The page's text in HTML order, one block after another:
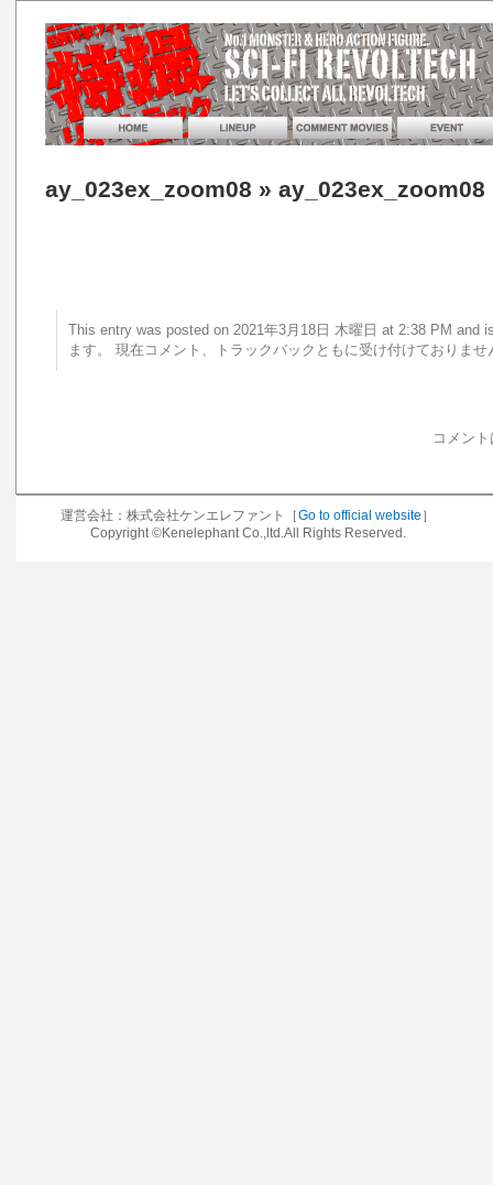
ay_023ex_zoom08 » ay_023ex_zoom08
This entry was posted on 2021年3月18日 木曜日 at 2:38 PM
ます。 現在コメント、トラックバックともに受け付けておりませ
コメン
運営会社：株式会社ケンエレファント［Go to official website ］
Copyright ©Kenelephant Co.,ltd.All Rights Reserved.